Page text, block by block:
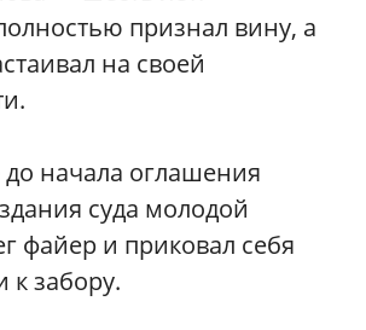
признал вину, а
на своей
начала оглашения
суда молодой
файер и приковал себя
к забору.